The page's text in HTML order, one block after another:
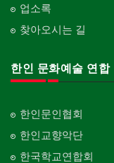
업소록
찾아오시는 길
한인 문화예술 연합
한인문인협회
한인교향악단
한국학교연합회